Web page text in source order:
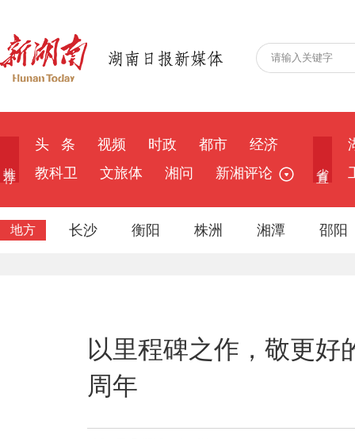
头 条 视频 时政 都市
经济
教科卫
文旅体 湘问 新湘评论
地方 长沙 衡阳 株洲 湘潭 邵阳
以里程碑之作，敬更
周年